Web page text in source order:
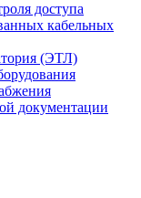
доступа
кабельных
(ЭТЛ)
документации